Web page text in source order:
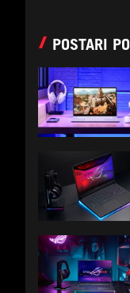
POSTARI